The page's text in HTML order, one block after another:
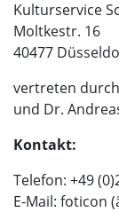
Kulturservice
Moltkestr. 16
40477
vertreten
und Dr.
Kontakt:
Telefon: +49
E-Mail: foticon